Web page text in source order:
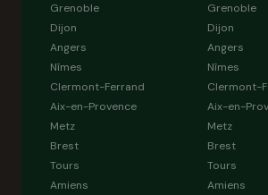
Grenoble
Dijon
Angers
Nîmes
Clermont-Ferrand
Aix-en-Provence
Metz
Brest
Tours
Amiens
Grenoble
Dijon
Angers
Nîmes
Clermont-
Aix-en-
Metz
Brest
Tours
Amiens